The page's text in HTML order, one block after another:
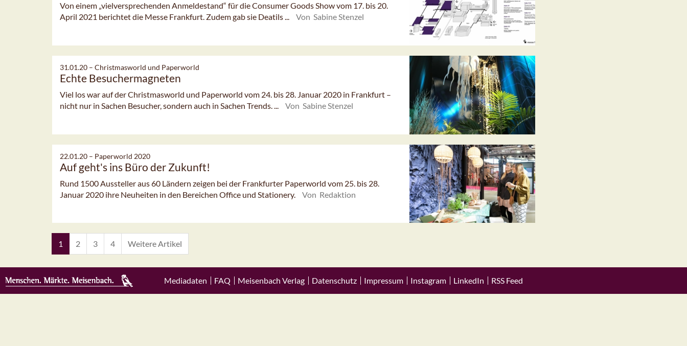
Von einem „vielversprechenden Anmeldestand“ für die Consumer Goods Show vom 17. bis 20.
April 2021 berichtet die Messe Frankfurt. Zudem gab sie Deatils ...
Von Sabine Stenzel
31.01.20 – Christmasworld und Paperworld
Echte Besuchermagneten
Viel los war auf der Christmasworld und Paperworld vom 24. bis 28. Januar 2020 in Frankfurt –
nicht nur in Sachen Besucher, sondern auch in Sachen Trends. ...
Von Sabine Stenzel
22.01.20 – Paperworld 2020
Auf geht's ins Büro der Zukunft!
Rund 1500 Aussteller aus 60 Ländern zeigen bei der Frankfurter Paperworld vom 25. bis 28.
Januar 2020 ihre Neuheiten in den Bereichen Office und Stationery.
Von Redaktion
1 2 3 4 Weitere Artikel
Mediadaten FAQ Meisenbach Verlag Datenschutz Impressum Instagram LinkedIn RSS Feed